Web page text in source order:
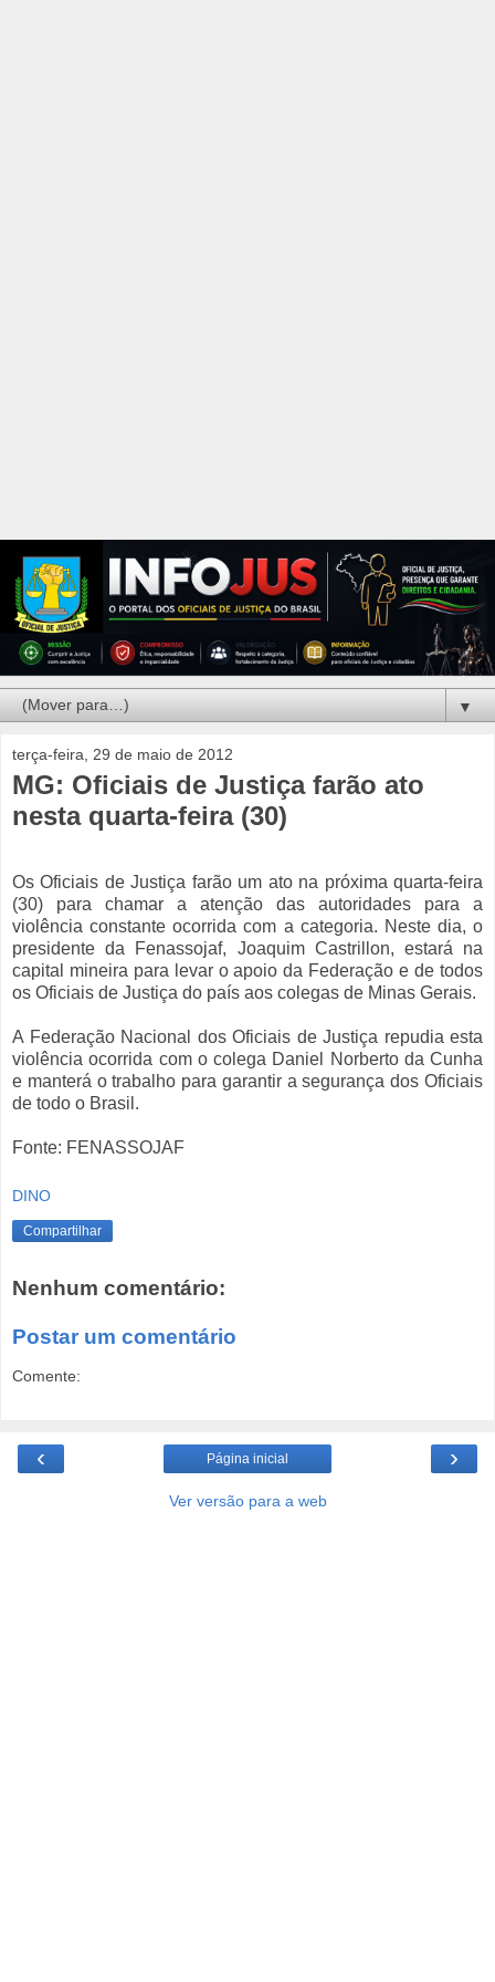
▼
terça-feira, 29 de maio de 2012
MG: Oficiais de Justiça farão ato
nesta quarta-feira (30)
Os Oficiais de Justiça farão um ato na próxima quarta-feira
(30) para chamar a atenção das autoridades para a
violência constante ocorrida com a categoria. Neste dia, o
presidente da Fenassojaf, Joaquim Castrillon, estará na
capital mineira para levar o apoio da Federação e de todos
os Oficiais de Justiça do país aos colegas de Minas Gerais.
A Federação Nacional dos Oficiais de Justiça repudia esta
violência ocorrida com o colega Daniel Norberto da Cunha
e manterá o trabalho para garantir a segurança dos Oficiais
de todo o Brasil.
Fonte: FENASSOJAF
DINO
Compartilhar
Nenhum comentário:
Postar um comentário
Comente:
‹ ›
Página inicial
Ver versão para a web